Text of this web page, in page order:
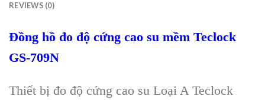
REVIEWS (0)
Đồng hồ đo độ cứng cao su mềm Teclock
GS-709N
Thiết bị đo độ cứng cao su Loại A Teclock